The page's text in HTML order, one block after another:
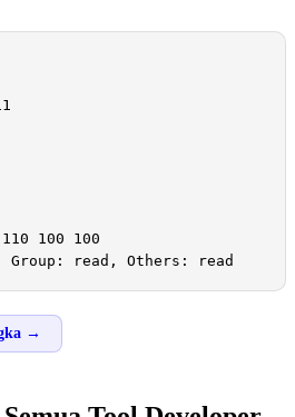
100 100
Group: read, Others: read
→